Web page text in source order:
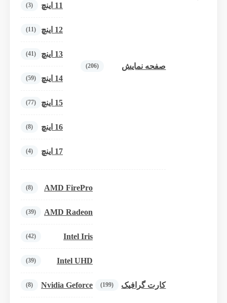
صفحه نمایش (206)
11 اینچ (3)
12 اینچ (11)
13 اینچ (41)
14 اینچ (59)
15 اینچ (77)
16 اینچ (8)
17 اینچ (4)
کارت گرافیک (199)
AMD FirePro
(8)
AMD Radeon
(39)
Intel Iris
(42)
Intel UHD
(39)
Nvidia Geforce
(8)